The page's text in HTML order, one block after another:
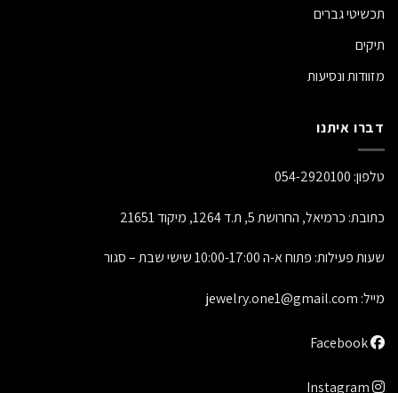
תכשיטי גברים
תיקים
מזוודות ונסיעות
דברו איתנו
טלפון: 054-2920100
כתובת: כרמיאל, החרושת 5, ת.ד 1264, מיקוד 21651
שעות פעילות: פתוח א-ה 10:00-17:00 שישי שבת – סגור
מייל: jewelry.one1@gmail.com